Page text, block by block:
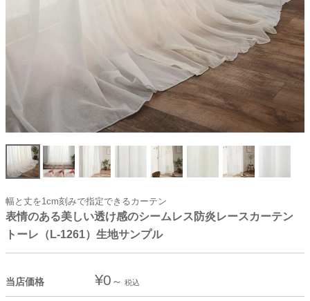
幅と丈を1cm刻みで指定できるカーテン
表情のある美しい透け感のシームレス防炎レースカーテン
トーレ（L-1261）生地サンプル
当店価格 ¥0 税込